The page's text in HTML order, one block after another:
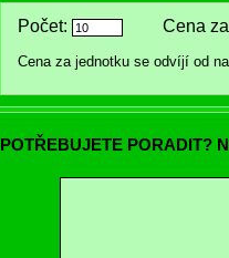
Počet: Cena za
Cena za jednotku se odvíjí od
POTŘEBUJETE PORADIT?